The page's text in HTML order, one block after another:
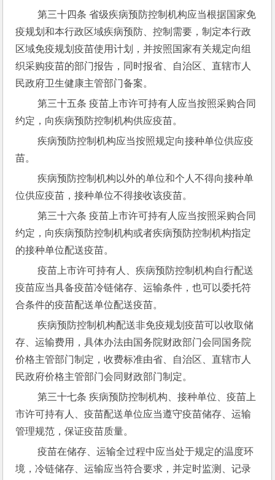
第三十四条 省级疾病预防控制机构应当根据国家免
疫规划和本行政区域疾病预防、控制需要，制定本行政
区域免疫规划疫苗使用计划，并按照国家有关规定向组
织采购疫苗的部门报告，同时报省、自治区、直辖市人
民政府卫生健康主管部门备案。
第三十五条 疫苗上市许可持有人应当按照采购合同
约定，向疾病预防控制机构供应疫苗。
疾病预防控制机构应当按照规定向接种单位供应疫
苗。
疾病预防控制机构以外的单位和个人不得向接种单
位供应疫苗，接种单位不得接收该疫苗。
第三十六条 疫苗上市许可持有人应当按照采购合同
约定，向疾病预防控制机构或者疾病预防控制机构指定
的接种单位配送疫苗。
疫苗上市许可持有人、疾病预防控制机构自行配送
疫苗应当具备疫苗冷链储存、运输条件，也可以委托符
合条件的疫苗配送单位配送疫苗。
疾病预防控制机构配送非免疫规划疫苗可以收取储
存、运输费用，具体办法由国务院财政部门会同国务院
价格主管部门制定，收费标准由省、自治区、直辖市人
民政府价格主管部门会同财政部门制定。
第三十七条 疾病预防控制机构、接种单位、疫苗上
市许可持有人、疫苗配送单位应当遵守疫苗储存、运输
管理规范，保证疫苗质量。
疫苗在储存、运输全过程中应当处于规定的温度环
境，冷链储存、运输应当符合要求，并定时监测、记录